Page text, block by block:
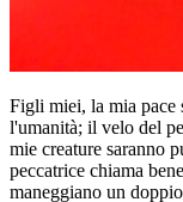
Figli miei, la mia
l'umanità; il velo del
mie creature saranno
peccatrice chiama
maneggiano un